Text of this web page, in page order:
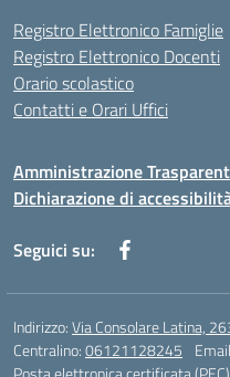
Registro Elettronico Famiglie
Registro Elettronico Docenti
Orario scolastico
Contatti e Orari Uffici
Amministrazione
Dichiarazione di
Seguici su:
Indirizzo:Via Consolare Latina,
Centralino:06121128245